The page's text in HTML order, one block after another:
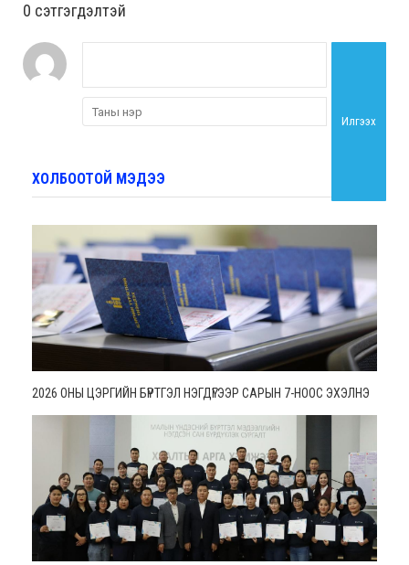
0 cэтгэгдэлтэй
Илгээх
ХОЛБООТОЙ МЭДЭЭ
2026 ОНЫ ЦЭРГИЙН БҮРТГЭЛ НЭГДҮГЭЭР САРЫН 7-НООС ЭХЭЛНЭ